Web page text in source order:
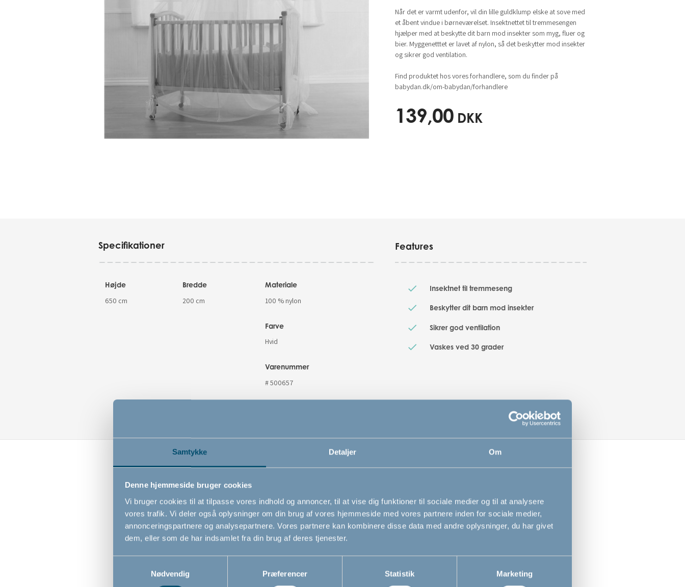
Samtykke Detaljer Om
Denne hjemmeside bruger cookies
Vi bruger cookies til at tilpasse vores indhold og annoncer, til at vise dig funktioner til sociale medier og til at analysere
vores trafik. Vi deler også oplysninger om din brug af vores hjemmeside med vores partnere inden for sociale medier,
annonceringspartnere og analysepartnere. Vores partnere kan kombinere disse data med andre oplysninger, du har givet
dem, eller som de har indsamlet fra din brug af deres tjenester.
Nødvendig
Præferencer Statistik Marketing
Når det er varmt udenfor, vil din lille guldklump elske at sove med
et åbent vindue i børneværelset. Insektnettet til tremmesengen
hjælper med at beskytte dit barn mod insekter som myg, fluer og
bier. Myggenetttet er lavet af nylon, så det beskytter mod insekter
og sikrer god ventilation.
Find produktet hos vores forhandlere, som du finder på
babydan.dk/om-babydan/forhandlere
139,00 DKK
Specifikationer
Højde
650 cm
Bredde
200 cm
Materiale
100 % nylon
Farve
Hvid
Varenummer
# 500657
Features
Insektnet til tremmeseng
Beskytter dit barn mod insekter
Sikrer god ventilation
Vaskes ved 30 grader
Relaterede produkter